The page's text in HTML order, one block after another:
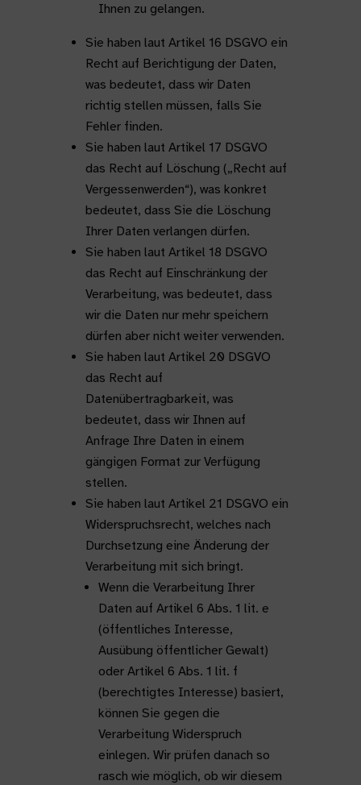
Ihnen zu gelangen.
Sie haben laut Artikel 16 DSGVO ein
Recht auf Berichtigung der Daten,
was bedeutet, dass wir Daten
richtig stellen müssen, falls Sie
Fehler finden.
Sie haben laut Artikel 17 DSGVO
das Recht auf Löschung („Recht auf
Vergessenwerden“), was konkret
bedeutet, dass Sie die Löschung
Ihrer Daten verlangen dürfen.
Sie haben laut Artikel 18 DSGVO
das Recht auf Einschränkung der
Verarbeitung, was bedeutet, dass
wir die Daten nur mehr speichern
dürfen aber nicht weiter verwenden.
Sie haben laut Artikel 20 DSGVO
das Recht auf
Datenübertragbarkeit, was
bedeutet, dass wir Ihnen auf
Anfrage Ihre Daten in einem
gängigen Format zur Verfügung
stellen.
Sie haben laut Artikel 21 DSGVO ein
Widerspruchsrecht, welches nach
Durchsetzung eine Änderung der
Verarbeitung mit sich bringt.
Wenn die Verarbeitung Ihrer
Daten auf Artikel 6 Abs. 1 lit. e
(öffentliches Interesse,
Ausübung öffentlicher Gewalt)
oder Artikel 6 Abs. 1 lit. f
(berechtigtes Interesse) basiert,
können Sie gegen die
Verarbeitung Widerspruch
einlegen. Wir prüfen danach so
rasch wie möglich, ob wir diesem